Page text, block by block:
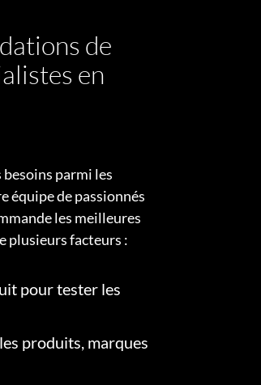
de
en
parmi les
équipe de passionnés
les meilleures
plusieurs facteurs :
pour tester les
produits, marques